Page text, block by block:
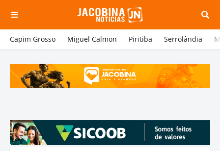
Capim Grosso Miguel Calmon Piritiba Serrolândia